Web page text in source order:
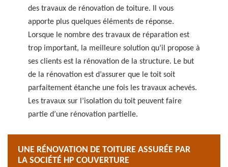
des travaux de rénovation de toiture. Il vous
apporte plus quelques éléments de réponse.
Lorsque le nombre des travaux de réparation est
trop important, la meilleure solution qu’il propose à
ses clients est la rénovation de la structure. Le but
de la rénovation est d’assurer que le toit soit
parfaitement étanche une fois les travaux achevés.
Les travaux sur l’isolation du toit peuvent faire
partie d’une rénovation partielle.
UNE RÉNOVATION DE TOITURE ASSURÉE PAR
LA SOCIÉTÉ HP COUVERTURE